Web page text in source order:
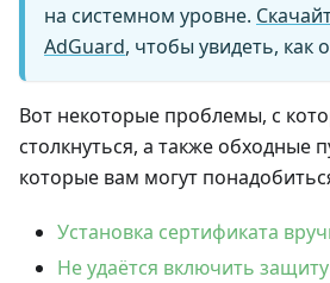
на системном уровне.
AdGuard, чтобы увидеть, как
Вот некоторые проблемы, с
столкнуться, а также обходные
которые вам могут
Установка сертификата
Не удаётся включить защиту